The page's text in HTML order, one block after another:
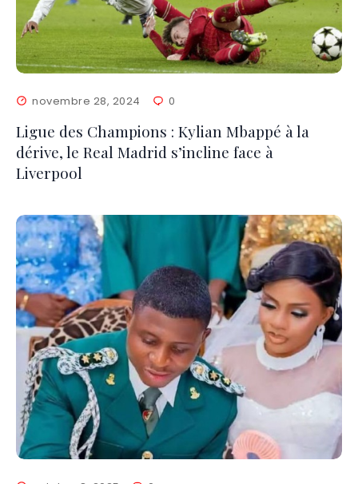
novembre 28, 2024 0
Ligue des Champions : Kylian Mbappé à la
dérive, le Real Madrid s’incline face à
Liverpool